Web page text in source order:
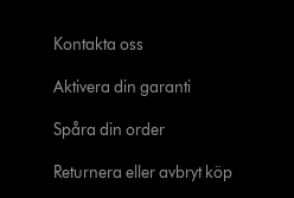
Kontakta oss
Aktivera din garanti
Spåra din order
Returnera eller avbryt köp